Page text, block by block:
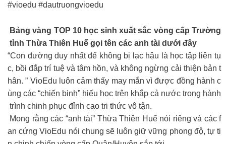
#vioedu #dautruongvioedu
️ Bảng vàng TOP 10 học sinh xuất sắc vòng cấp Trường
tỉnh Thừa Thiên Huế gọi tên các anh tài dưới đây
“Con đường duy nhất để không bị lạc hậu là học tập liên tụ
c, bồi đắp trí tuệ và tâm hồn, và không ngừng cải thiện bản t
hân. ” VioEdu luôn cảm thấy may mắn vì được đồng hành c
ùng các “chiến binh” hiếu học trên khắp cả nước trong hành
trình chinh phục đỉnh cao tri thức vô tận.
Mong rằng các “anh tài” Thừa Thiên Huế nói riêng và các f
an cứng VioEdu nói chung sẽ luôn giữ vững phong độ, tự ti